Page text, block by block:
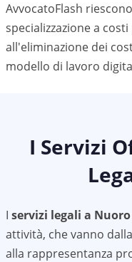
AvvocatoFlash
specializzazione a
all'eliminazione dei
modello di lavoro
I Servizi
I servizi legali a Nuoro
attività, che vanno
alla rappresentanza